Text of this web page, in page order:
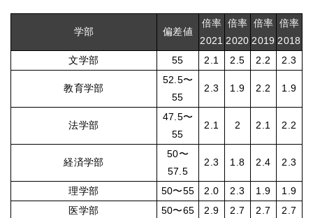
学部 偏差値
倍率
2021
倍率
2020
倍率
2019
倍率
2018
文学部
55 2.1 2.5 2.2 2.3
教育学部
52.5〜
55
2.3 1.9 2.2 1.9
法学部
47.5〜
55
2.1 2 2.1 2.2
経済学部
50〜
57.5
2.3 1.8 2.4 2.3
理学部 50〜55 2.0 2.3 1.9
1.9
医学部
50〜65 2.9 2.7 2.7
2.7